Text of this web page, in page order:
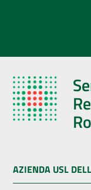
AZIENDA USL